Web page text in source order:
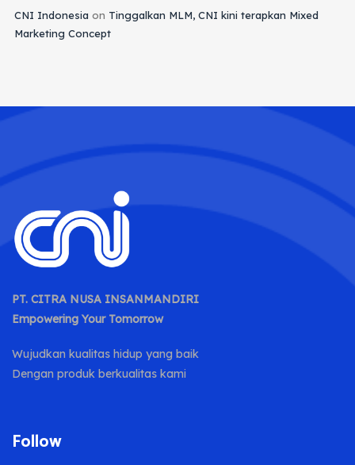
CNI Indonesia on Tinggalkan MLM, CNI kini terapkan Mixed
Marketing Concept
PT. CITRA NUSA INSANMANDIRI
Empowering Your Tomorrow
Wujudkan kualitas hidup yang baik
Dengan produk berkualitas kami
Follow